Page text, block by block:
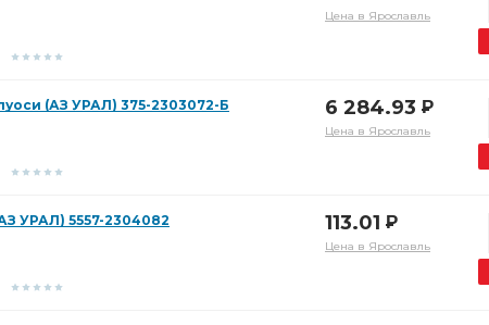
Цена в Ярославль
(АЗ УРАЛ) 375-2303072-Б
Цена в Ярославль
6 284.93 Р
УРАЛ) 5557-2304082
Цена в Ярославль
113.01 Р